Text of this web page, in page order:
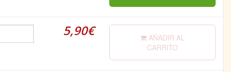
5,90€
AÑADIR AL
CARRITO